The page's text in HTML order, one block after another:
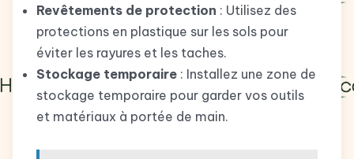
Revêtements de protection : Utilisez des
protections en plastique sur les sols pour
éviter les rayures et les taches.
Stockage temporaire : Installez une zone de
stockage temporaire pour garder vos outils
et matériaux à portée de main.